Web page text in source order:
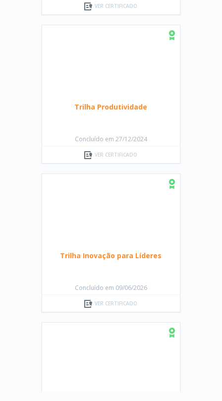
VER CERTIFICADO
Concluído em 27/12/2024
VER CERTIFICADO
Concluído em 09/06/2026
VER CERTIFICADO